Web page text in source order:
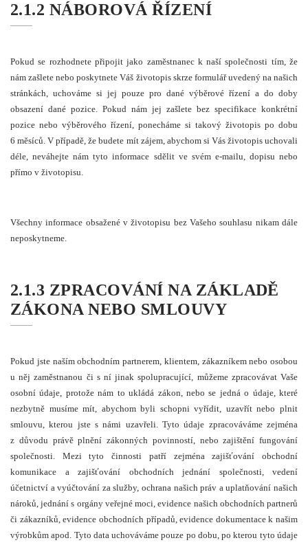
2.1.2 NÁBOROVÁ ŘÍZENÍ
Pokud se rozhodnete připojit jako zaměstnanec k naší společnosti tím, že
nám zašlete nebo poskytnete Váš životopis skrze formulář uvedený na našich
stránkách, uchováme si jej pouze pro dané výběrové řízení a do doby
obsazení dané pozice. Pokud nám jej zašlete bez specifikace konkrétní
pozice nebo výběrového řízení, ponecháme si takový životopis po dobu
6 měsíců. V případě, že budete mít zájem, abychom si Vás životopis uchovali
déle, neváhejte nám tyto informace sdělit ve svém e-mailu, dopisu nebo
přímo v životopisu.
Všechny informace obsažené v životopisu bez Vašeho souhlasu nikam dále
neposkytneme.
2.1.3 ZPRACOVÁNÍ NA ZÁKLADĚ
ZÁKONA NEBO SMLOUVY
Pokud jste naším obchodním partnerem, klientem, zákazníkem nebo osobou
u něj zaměstnanou či s ní jinak spolupracující, můžeme zpracovávat Vaše
osobní údaje, protože nám to ukládá zákon, nebo se jedná o údaje, které
nezbytně musíme mít, abychom byli schopni vyřídit, uzavřít nebo plnit
smlouvu, kterou jste s námi uzavřeli. Tyto údaje zpracováváme zejména
z důvodu právě plnění zákonných povinností, nebo zajištění fungování
společnosti. Mezi tyto činnosti patří zejména zajišťování obchodní
komunikace a zajišťování obchodních jednání společnosti, vedení
účetnictví a vyúčtování za služby, ochrana našich práv a uplatňování našich
nároků, jednání s orgány veřejné moci, evidence našich obchodních partnerů
či zákazníků, evidence obchodních případů, evidence dokumentace k našim
výrobkům apod. Tyto data uchováváme pouze po dobu, po kterou tyto údaje